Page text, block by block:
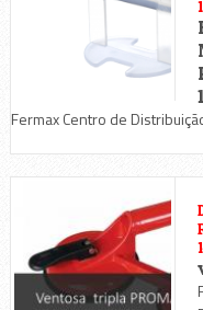
Fermax Centro de